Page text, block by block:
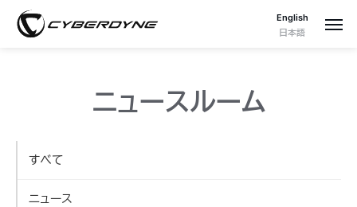
English
日本語
ニュースルーム
すべて
ニュース